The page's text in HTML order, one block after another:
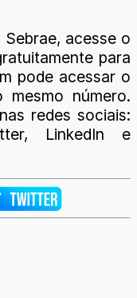
acesse o
para
pode acessar o
mesmo número.
redes sociais:
LinkedIn e